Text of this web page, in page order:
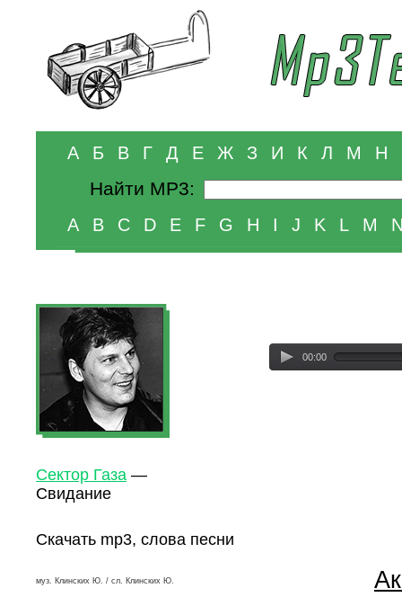
А Б В Г Д Е Ж З И К Л М Н
Найти MP3:
A B C D E F G H I J K L M
Сектор Газа —
Свидание
00:00
Скачать mp3, слова песни
муз. Клинских Ю. / сл. Клинских Ю.